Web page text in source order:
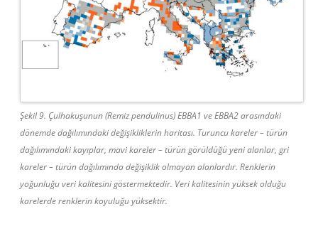
Şekil 9. Çulhakuşunun (Remiz pendulinus) EBBA1 ve EBBA2 arasındaki
dönemde dağılımındaki değişikliklerin haritası. Turuncu kareler – türün
dağılımındaki kayıplar, mavi kareler – türün görüldüğü yeni alanlar, gri
kareler – türün dağılımında değişiklik olmayan alanlardır. Renklerin
yoğunluğu veri kalitesini göstermektedir. Veri kalitesinin yüksek olduğu
karelerde renklerin koyuluğu yüksektir.